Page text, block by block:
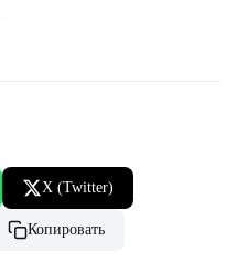
X (Twitter)
Копировать